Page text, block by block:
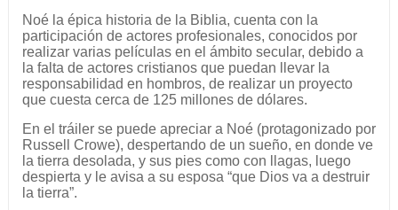
Noé la épica historia de la Biblia, cuenta con la
participación de actores profesionales, conocidos por
realizar varias películas en el ámbito secular, debido a
la falta de actores cristianos que puedan llevar la
responsabilidad en hombros, de realizar un proyecto
que cuesta cerca de 125 millones de dólares.
En el tráiler se puede apreciar a Noé (protagonizado por
Russell Crowe), despertando de un sueño, en donde ve
la tierra desolada, y sus pies como con llagas, luego
despierta y le avisa a su esposa “que Dios va a destruir
la tierra”.